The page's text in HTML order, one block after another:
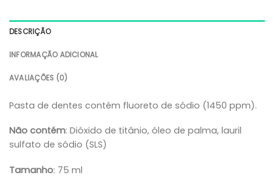
DESCRIÇÃO
INFORMAÇÃO ADICIONAL
AVALIAÇÕES (0)
Pasta de dentes contém fluoreto de sódio (1450 ppm).
Não contém: Dióxido de titânio, óleo de palma, lauril
sulfato de sódio (SLS)
Tamanho: 75 ml